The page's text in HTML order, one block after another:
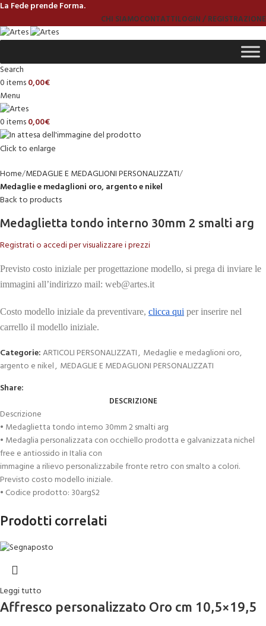
La Fede prende Forma.
CHI SIAMOCONTATTILOGIN / REGISTRAZIONE
Search
0items0,00€
Menu
0items0,00€
Click to enlarge
Home MEDAGLIE E MEDAGLIONI PERSONALIZZATI
Medaglie e medaglioni oro, argento e nikel
Back to products
Medaglietta tondo interno 30mm 2 smalti arg
Registrati o accedi per visualizzare i prezzi
Previsto costo iniziale per progettazione modello, si prega di inviare le
immagini all’indirizzo mail: web@artes.it
Costo modello iniziale da preventivare, clicca qui per inserire nel
carrello il modello iniziale.
Categorie:ARTICOLI PERSONALIZZATI, Medaglie e medaglioni oro,
argento e nikel, MEDAGLIE E MEDAGLIONI PERSONALIZZATI
Share:
DESCRIZIONE
Descrizione
• Medaglietta tondo interno 30mm 2 smalti arg
• Medaglia personalizzata con occhiello prodotta e galvanizzata nichel
free e antiossido in Italia con
immagine a rilievo personalizzabile fronte retro con smalto a colori.
Previsto costo modello iniziale.
• Codice prodotto: 30argS2
Prodotti correlati
Leggi tutto
Affresco personalizzato Oro cm 10,5×19,5